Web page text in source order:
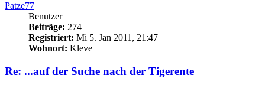
Patze77
Benutzer
Beiträge: 274
Registriert: Mi 5. Jan 2011, 21:47
Wohnort: Kleve
Re: ...auf der Suche nach der Tigerente